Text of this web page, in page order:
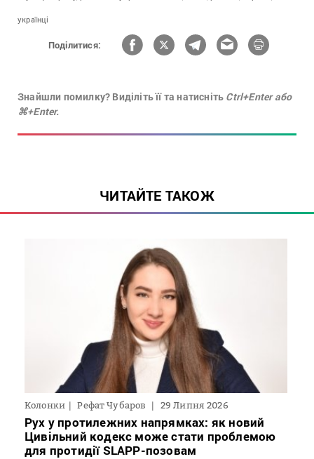
українці
Поділитися:
Знайшли помилку? Виділіть її та натисніть Ctrl+Enter або
⌘+Enter.
ЧИТАЙТЕ ТАКОЖ
Колонки Рефат Чубаров 29 Липня 2026
Рух у протилежних напрямках: як новий
Цивільний кодекс може стати проблемою
для протидії SLAPP-позовам